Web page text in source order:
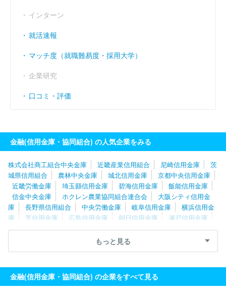
インターン
就活速報
マッチ度（就職難易度・採用大学）
企業研究
口コミ・評価
金融(信用金庫・協同組合) の人気企業をみる
株式会社商工組合中央金庫 近畿産業信用組合 尼崎信用金庫
茨
城県信用組合
農林中央金庫 城北信用金庫
京都中央信用金庫
近畿労働金庫
埼玉縣信用金庫 碧海信用金庫
飯能信用金庫
信金中央金庫
ホクレン農業協同組合連合会
大阪シティ信用金
庫
長野県信用組合 中央労働金庫 岐阜信用金庫
横浜信用金
庫
芝信用金庫 広島信用金庫 朝日信用金庫
瀬戸信用金庫
川口信用金庫
京都信用金庫 九州労働金庫
静清信用金庫
愛媛信用金庫 大阪貯蓄信用組合
とぴあ浜松農
業協同組合
もっと見る
金融(信用金庫・協同組合) の企業をすべて見る